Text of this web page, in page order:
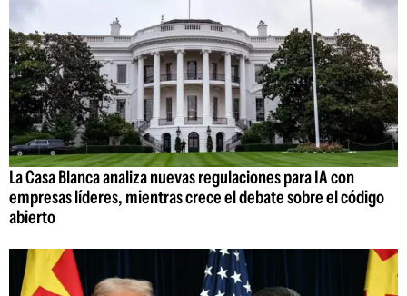
La Casa Blanca analiza nuevas regulaciones para IA con
empresas líderes, mientras crece el debate sobre el código
abierto